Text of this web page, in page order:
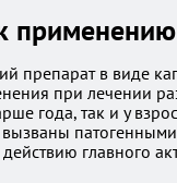
применению
препарат в виде
при лечении
года, так и у
вызваны
главного